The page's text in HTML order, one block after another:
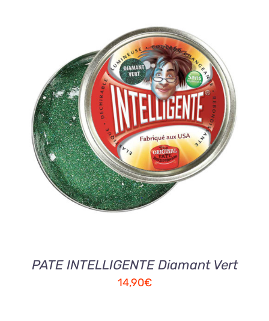
AJOUTER AU PANIER
/
DETAILS
PATE INTELLIGENTE Diamant Vert
14,90€